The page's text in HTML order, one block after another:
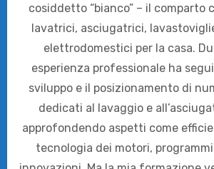
cosiddetto “bianco” – il comparto
lavatrici, asciugatrici,
elettrodomestici per la casa.
esperienza professionale ha
sviluppo e il posizionamento di
dedicati al lavaggio e
approfondendo aspetti come
tecnologia dei motori,